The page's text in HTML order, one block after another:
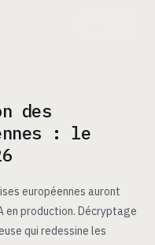
des
: le
européennes auront
en production. Décryptage
qui redessine les